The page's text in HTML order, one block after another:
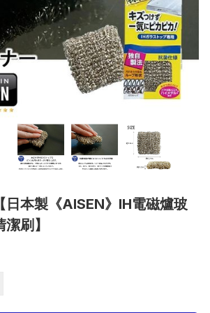
日本製《AISEN》IH電磁爐玻
刷】